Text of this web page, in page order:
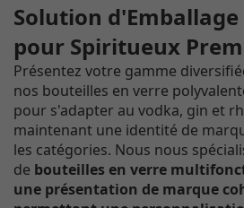
Solution
pour Spiritueux
Présentez votre gamme
nos bouteilles en verre
pour s'adapter au vodka, gin et
maintenant une identité de
les catégories. Nous nous
de bouteilles en verre
une présentation de marque